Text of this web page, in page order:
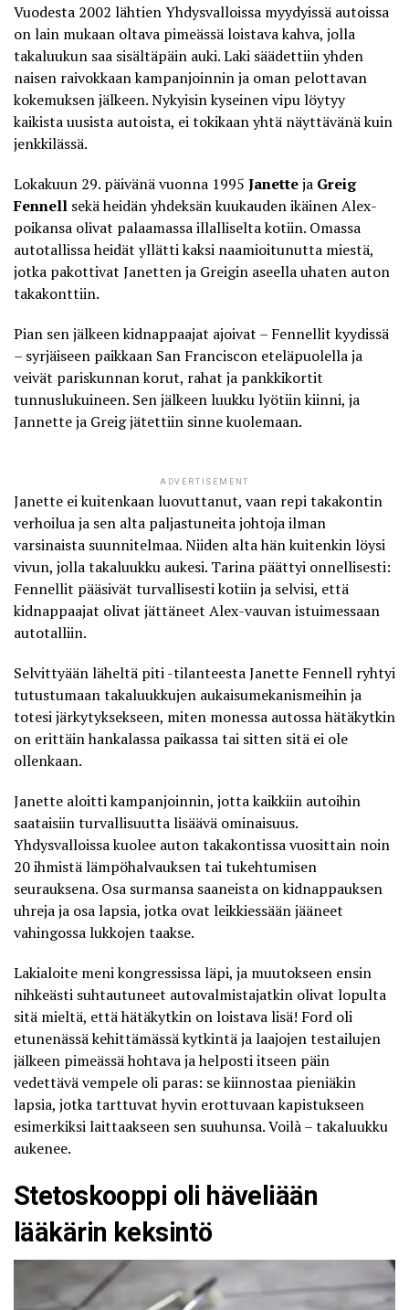
Vuodesta 2002 lähtien Yhdysvalloissa myydyissä autoissa
on lain mukaan oltava pimeässä loistava kahva, jolla
takaluukun saa sisältäpäin auki. Laki säädettiin yhden
naisen raivokkaan kampanjoinnin ja oman pelottavan
kokemuksenjälkeen. Nykyisin kyseinen vipu löytyy
kaikista uusista autoista, ei tokikaan yhtä näyttävänä kuin
jenkkilässä.
Lokakuun 29. päivänä vuonna 1995 Janetteja Greig
Fennell sekä heidän yhdeksän kuukauden ikäinen Alex-
poikansa olivat palaamassa illalliselta kotiin. Omassa
autotallissa heidät yllätti kaksi naamioitunutta miestä,
jotka pakottivat Janetten ja Greigin aseella uhaten auton
takakonttiin.
Pian sen jälkeen kidnappaajat ajoivat – Fennellit kyydissä
– syrjäiseen paikkaan San Franciscon eteläpuolella ja
veivät pariskunnan korut, rahat ja pankkikortit
tunnuslukuineen. Sen jälkeen luukku lyötiin kiinni, ja
Jannette ja Greig jätettiin sinne kuolemaan.
ADVERTISEMENT
Janette ei kuitenkaan luovuttanut, vaan repi takakontin
verhoilua ja sen alta paljastuneita johtoja ilman
varsinaista suunnitelmaa. Niiden alta hän kuitenkin löysi
vivun, jolla takaluukku aukesi. Tarina päättyi onnellisesti:
Fennellit pääsivät turvallisesti kotiin ja selvisi, että
kidnappaajat olivat jättäneet Alex-vauvan istuimessaan
autotalliin.
Selvittyään läheltä piti -tilanteesta Janette Fennell ryhtyi
tutustumaan takaluukkujen aukaisumekanismeihin ja
totesi järkytyksekseen, miten monessa autossa hätäkytkin
on erittäin hankalassa paikassa tai sitten sitä ei ole
ollenkaan.
Janette aloitti kampanjoinnin, jotta kaikkiin autoihin
saataisiin turvallisuutta lisäävä ominaisuus.
Yhdysvalloissa kuolee auton takakontissa vuosittain noin
20 ihmistä lämpöhalvauksen tai tukehtumisen
seurauksena. Osa surmansa saaneista on kidnappauksen
uhreja ja osa lapsia, jotka ovat leikkiessään jääneet
vahingossa lukkojen taakse.
Lakialoite meni kongressissa läpi, ja muutokseen ensin
nihkeästi suhtautuneet autovalmistajatkin olivat lopulta
sitä mieltä, että hätäkytkin on loistava lisä! Ford oli
etunenässä kehittämässä kytkintä ja laajojen testailujen
jälkeen pimeässä hohtava ja helposti itseen päin
vedettävä vempele oli paras: se kiinnostaa pieniäkin
lapsia, jotka tarttuvat hyvin erottuvaan kapistukseen
esimerkiksi laittaakseen sen suuhunsa. Voilà – takaluukku
aukenee.
Stetoskooppi oli häveliään
lääkärin keksintö